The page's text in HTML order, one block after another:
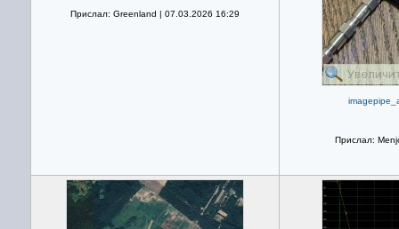
Прислал: Greenland | 07.03.2026 16:29
Прислал: